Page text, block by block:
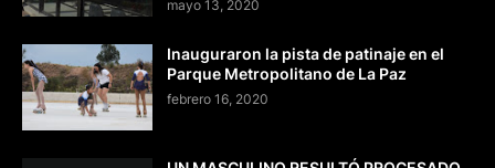
mayo 13, 2020
Inauguraron la pista de patinaje en el
Parque Metropolitano de La Paz
febrero 16, 2020